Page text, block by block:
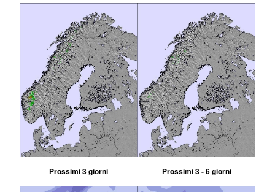
Prossimi 3 giorni Prossimi 3 - 6 giorni